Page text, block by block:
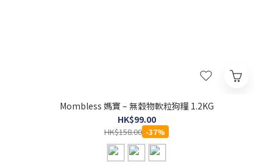
Mombless 媽寶 – 無穀物軟粒狗糧 1.2KG
HK$99.00
HK$158.00 -37%